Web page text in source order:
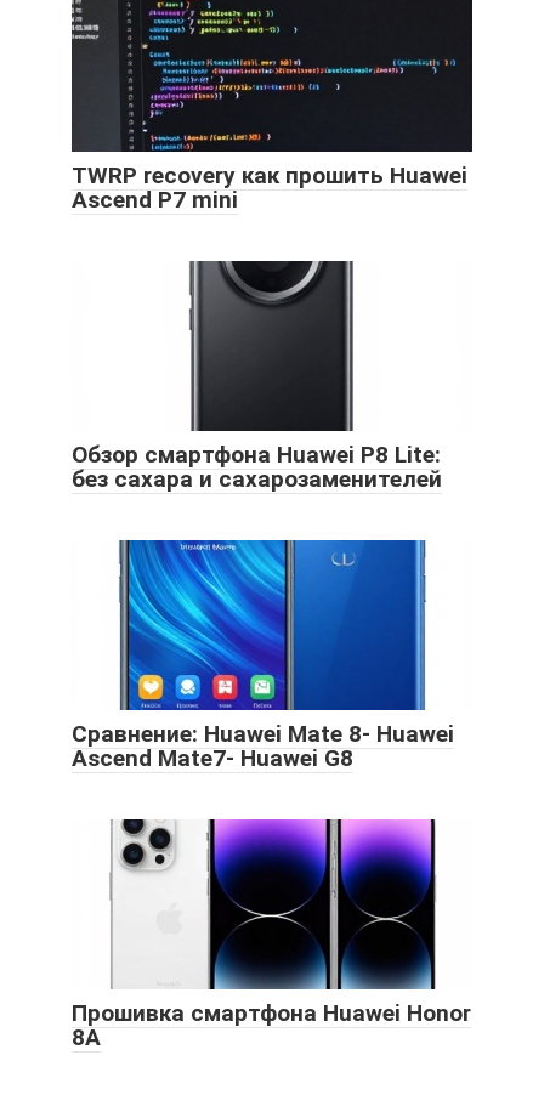
TWRP recovery как прошить Huawei
Ascend P7 mini
Обзор смартфона Huawei P8 Lite:
без сахара и сахарозаменителей
Сравнение: Huawei Mate 8- Huawei
Ascend Mate7- Huawei G8
Прошивка смартфона Huawei Honor
8A